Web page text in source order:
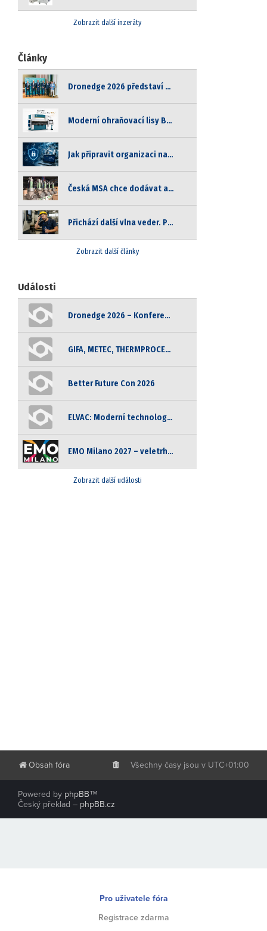
Obsah fóra Všechny časy jsou v UTC+01:00
Powered by phpBB™
Český překlad – phpBB.cz
Pro uživatele fóra
Registrace zdarma